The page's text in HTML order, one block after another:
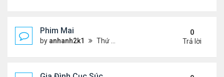
Phim Mai
by anhanh2k1 Thứ 6 Tháng 5 17, 2024 9:42 pm
0
Trả lời